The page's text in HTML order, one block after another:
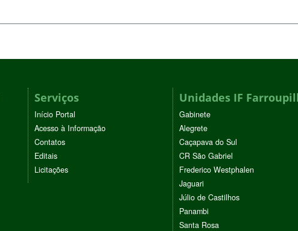
Serviços
Início Portal
Acesso à Informação
Contatos
Editais
Licitações
Unidades IF
Gabinete
Alegrete
Caçapava do Sul
CR São Gabriel
Frederico Westphalen
Jaguari
Júlio de Castilhos
Panambi
Santa Rosa